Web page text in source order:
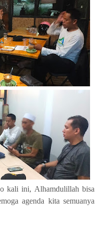
kali ini, Alhamdulillah bisa
agenda kita semuanya